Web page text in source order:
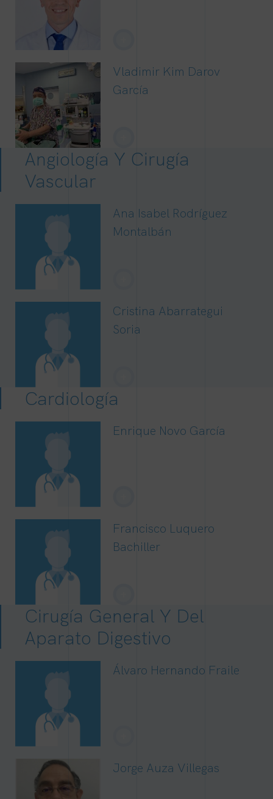
Vladimir Kim Darov
García
Angiología Y Cirugía
Vascular
Ana Isabel Rodríguez
Montalbán
Cristina Abarrategui
Soria
Cardiología
Enrique Novo García
Francisco Luquero
Bachiller
Cirugía General Y Del
Aparato Digestivo
Álvaro Hernando Fraile
Jorge Auza Villegas